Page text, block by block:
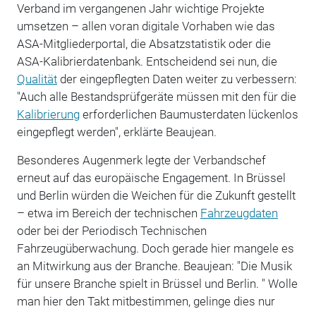
Verband im vergangenen Jahr wichtige Projekte
umsetzen – allen voran digitale Vorhaben wie das
ASA-Mitgliederportal, die Absatzstatistik oder die
ASA-Kalibrierdatenbank. Entscheidend sei nun, die
Qualitätder eingepflegten Daten weiter zu verbessern:
"Auch alle Bestandsprüfgeräte müssen mit den für die
Kalibrierungerforderlichen Baumusterdaten lückenlos
eingepflegt werden", erklärte Beaujean.
Besonderes Augenmerk legte der Verbandschef
erneut auf das europäische Engagement. In Brüssel
und Berlin würden die Weichen für die Zukunft gestellt
– etwa im Bereich der technischen Fahrzeugdaten
oder bei der Periodisch Technischen
Fahrzeugüberwachung. Doch gerade hier mangele es
an Mitwirkung aus der Branche. Beaujean: "Die Musik
für unsere Branche spielt in Brüssel und Berlin. " Wolle
man hier den Takt mitbestimmen, gelinge dies nur